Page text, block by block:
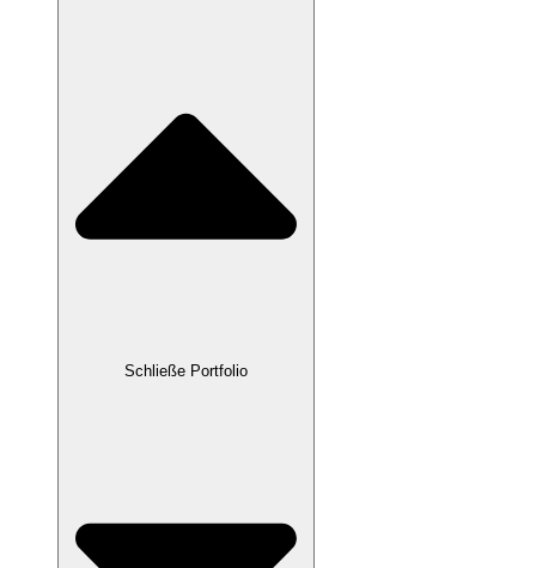
Schließe Portfolio